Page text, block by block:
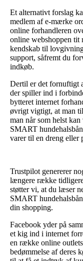
Et alternativt forslag
medlem af e-mærke
online forhandleren
online webshoppen tit
kendskab til
support, såfremt du
indkøb.
Dertil er det fornuftigt
der spiller ind i
bytteret internet
øvrigt vigtigt, at man
man når som helst
SMART
varer til en dreng eller
Trustpilot genererer
længere række
støtter vi, at du læser
SMART
din shopping.
Facebook yder på
et kig ind i internet
en række online
bedømmelse af deres